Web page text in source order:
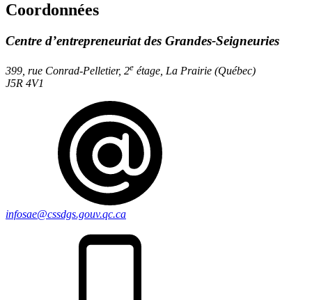
Coordonnées
Centre d’entrepreneuriat des Grandes-Seigneuries
399, rue Conrad-Pelletier, 2e étage, La Prairie (Québec)
J5R 4V1
infosae@cssdgs.gouv.qc.ca